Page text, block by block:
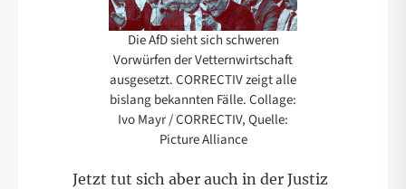
Die AfD sieht sich schweren
Vorwürfen der Vetternwirtschaft
ausgesetzt. CORRECTIV zeigt alle
bislang bekannten Fälle. Collage:
Ivo Mayr / CORRECTIV, Quelle:
Picture Alliance
Jetzt tut sich aber auch in der Justiz